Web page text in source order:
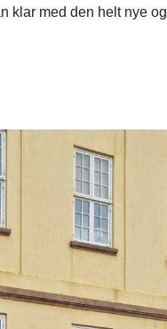
klar med den helt nye og